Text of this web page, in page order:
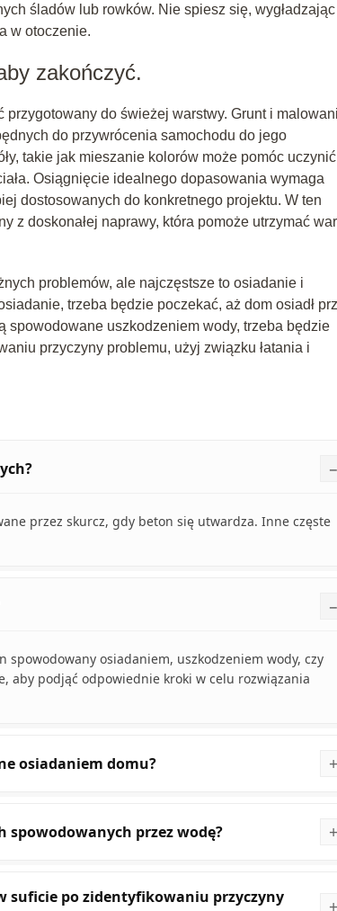
śladów lub rowków. Nie spiesz się, wygładzając
w otoczenie.
zakończyć.
do świeżej warstwy. Grunt i
do przywrócenia samochodu do jego
takie jak mieszanie kolorów może pomóc uczynić
Osiągnięcie idealnego dopasowania wymaga
dostosowanych do konkretnego projektu. W ten
z doskonałej naprawy, która pomoże utrzymać
problemów, ale najczęstsze to osiadanie i
trzeba będzie poczekać, aż dom osiadł
uszkodzeniem wody, trzeba będzie
przyczyny problemu, użyj związku łatania i
przez skurcz, gdy beton się utwardza. Inne częste
spowodowany osiadaniem, uszkodzeniem wody, czy
aby podjąć odpowiednie kroki w celu rozwiązania
osiadaniem domu?
spowodowanych przez wodę?
suficie po zidentyfikowaniu przyczyny